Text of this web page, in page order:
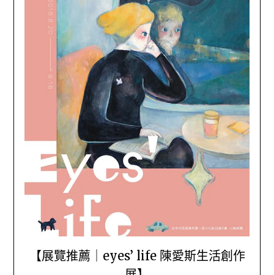
【展覽推薦｜eyes’ life 陳愛斯生活創作